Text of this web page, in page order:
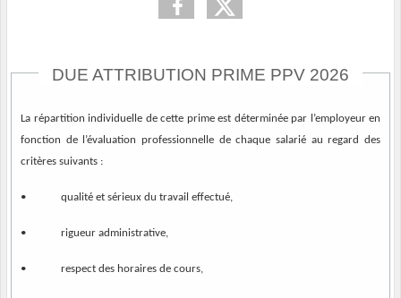
DUE ATTRIBUTION PRIME PPV 2026
La répartition individuelle de cette prime est déterminée par l’employeur en
fonction de l’évaluation professionnelle de chaque salarié au regard des
critères suivants :
• qualité et sérieux du travail effectué,
• rigueur administrative,
• respect des horaires de cours,